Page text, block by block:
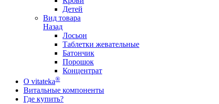
Детей
Вид товара
Назад
Лосьон
Таблетки жевательные
Батончик
Порошок
Концентрат
О vitateka®
Витальные компоненты
Где купить?